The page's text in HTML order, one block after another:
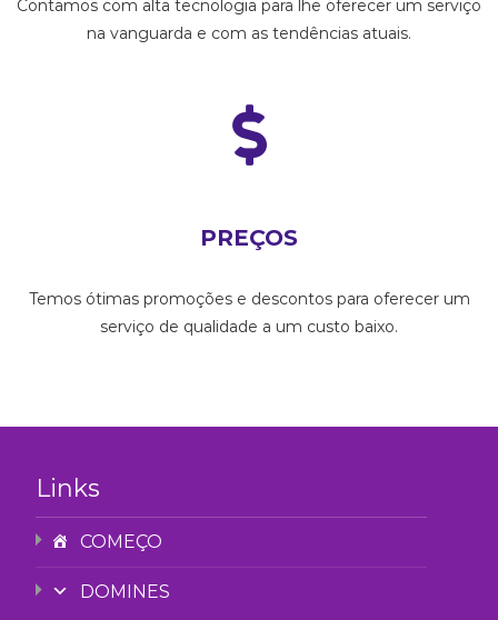
Contamos com alta tecnologia para lhe oferecer um serviço
na vanguarda e com as tendências atuais.
PREÇOS
Temos ótimas promoções e descontos para oferecer um
serviço de qualidade a um custo baixo.
Links
COMEÇO
DOMINES